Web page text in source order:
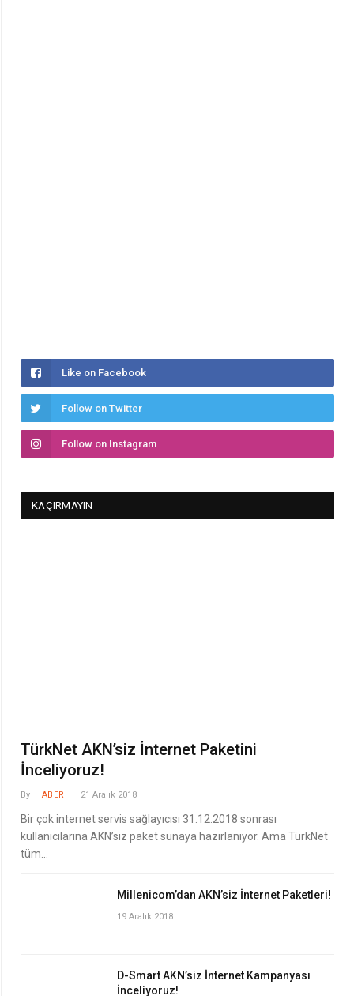
Like on Facebook
Follow on Twitter
Follow on Instagram
KAÇIRMAYIN
TürkNet AKN’siz İnternet Paketini
İnceliyoruz!
By HABER 21 Aralık 2018
Bir çok internet servis sağlayıcısı 31.12.2018 sonrası
kullanıcılarına AKN’siz paket sunaya hazırlanıyor. Ama TürkNet
tüm…
Millenicom’dan AKN’siz İnternet Paketleri!
19 Aralık 2018
D-Smart AKN’siz İnternet Kampanyası
İnceliyoruz!